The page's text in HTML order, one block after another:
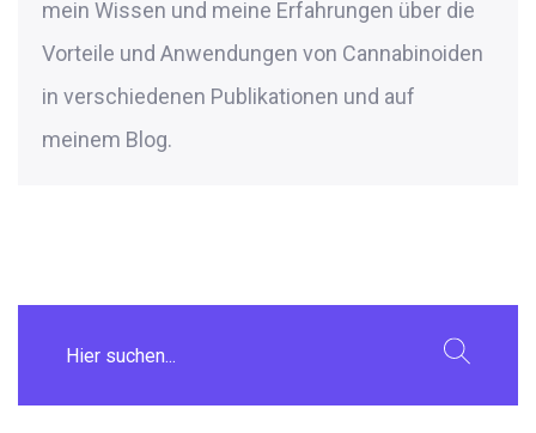
mein Wissen und meine Erfahrungen über die
Vorteile und Anwendungen von Cannabinoiden
in verschiedenen Publikationen und auf
meinem Blog.